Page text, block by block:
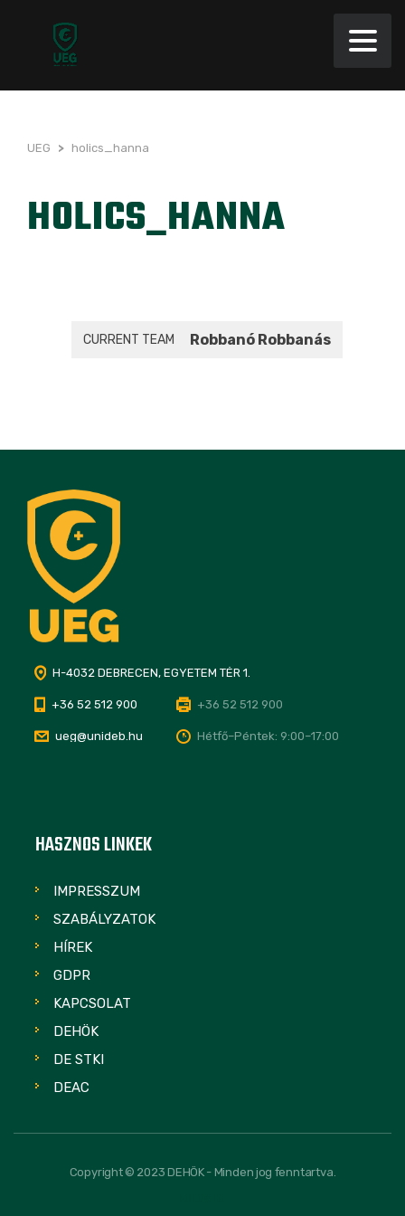
UEG > holics_hanna
HOLICS_HANNA
CURRENT TEAM Robbanó Robbanás
H-4032 DEBRECEN, EGYETEM TÉR 1.
+36 52 512 900 +36 52 512 900
ueg@unideb.hu Hétfő–Péntek: 9:00–17:00
HASZNOS LINKEK
IMPRESSZUM
SZABÁLYZATOK
HÍREK
GDPR
KAPCSOLAT
DEHÖK
DE STKI
DEAC
Copyright © 2023 DEHÖK - Minden jog fenntartva.